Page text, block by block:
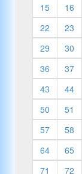
15
16
22
23
29
30
36
37
43
44
50
51
57
58
64
65
71
72